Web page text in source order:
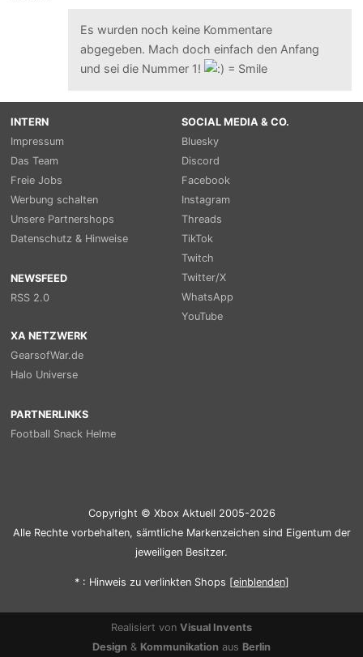
Es wurden noch keine Kommentare
abgegeben. Mach doch einfach den Anfang
und sei die Nummer 1!
INTERN
Impressum
Das Team
Freie Jobs
Werbung schalten
Unsere Partnershops
Datenschutz & Hinweise
NEWSFEED
RSS 2.0
SOCIAL MEDIA & CO.
Bluesky
Discord
Facebook
Instagram
Threads
TikTok
Twitch
Twitter/X
WhatsApp
YouTube
XA NETZWERK
GearsofWar.de
Halo Universe
PARTNERLINKS
Football Snack Helme
Copyright © Xbox Aktuell 2005-2026
Alle Rechte vorbehalten, sämtliche Markenzeichen sind Eigentum der
jeweiligen Besitzer.
* : Hinweis zu verlinkten Shops [einblenden]
Realisiert von Visual Invents
Design & Kommunikation aus Berlin